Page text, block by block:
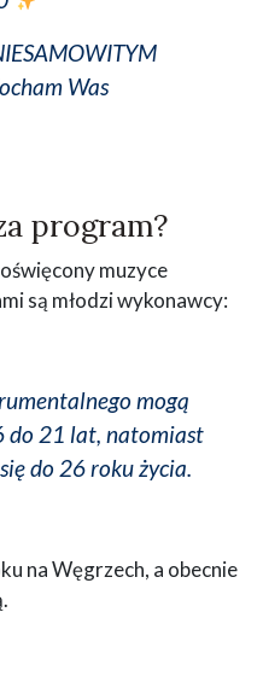
Was
program?
muzyce
są młodzi wykonawcy:
mogą
do 21 lat, natomiast
do 26 roku życia.
na Węgrzech, a obecnie